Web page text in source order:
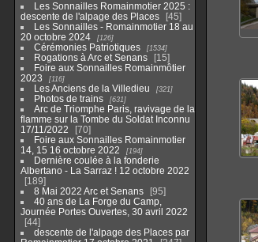
Les Sonnailles Romainmotier 2025 :
descente de l'alpage des Places
45
Les Sonnailles - Romainmotier 18 au
20 octobre 2024
126
Cérémonies Patriotiques 1534
Rogations à Arc et Senans
15
Foire aux Sonnailles Romainmôtier
2023
116
Les Anciens de la Villedieu 321
Photos de trains 631
Arc de Triomphe Paris, ravivage de la
flamme sur la Tombe du Soldat Inconnu
17/11/2022
70
Foire aux Sonnailles Romainmotier
14, 15 16 octobre 2022
194
Dernière coulée à la fonderie
Albertano - La Sarraz ! 12 octobre 2022
189
8 Mai 2022 Arc et Senans
95
40 ans de La Forge du Camp,
Journée Portes Ouvertes, 30 avril 2022
44
descente de l'alpage des Places par